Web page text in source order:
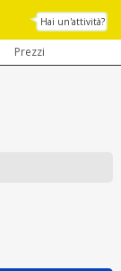
Hai un'attività?
Prezzi